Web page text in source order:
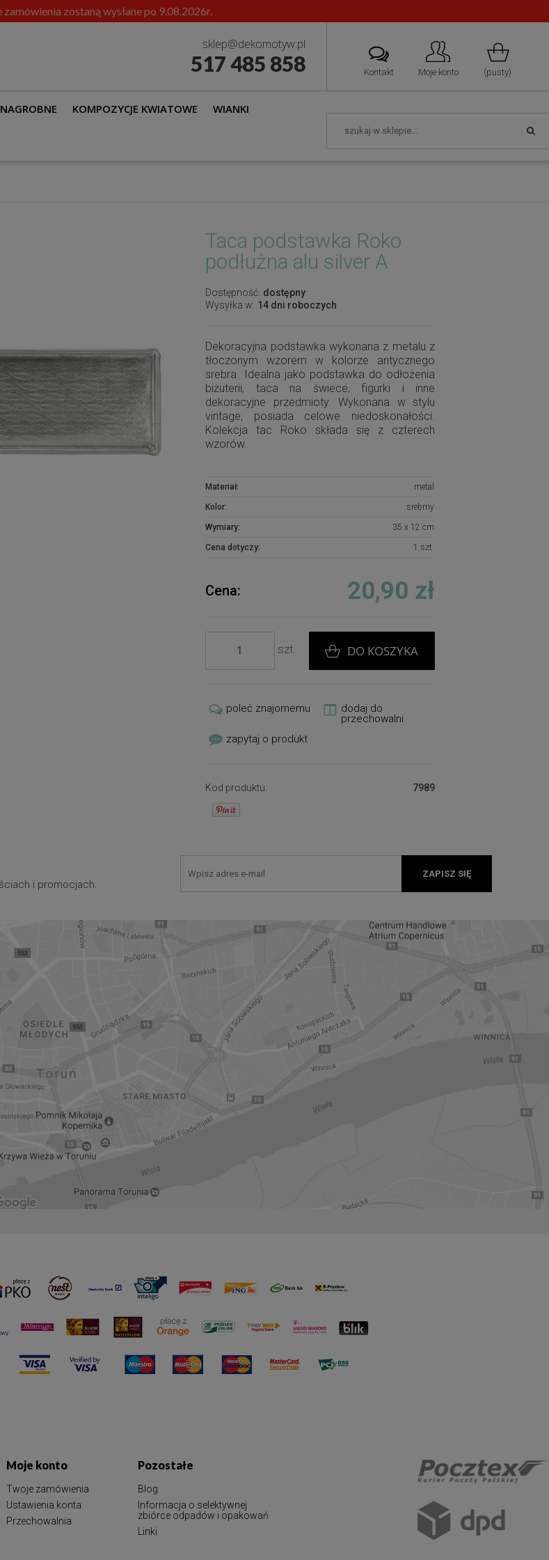
zostaną wysłane po 9.08.2026r.
Kontakt Moje konto (pusty)
sklep@dekomotyw.pl
517 485 858
KOMPOZYCJE KWIATOWE WIANKI
Taca podstawka Roko
podłużna alu silver A
Dostępność: dostępny
Wysyłka w: 14 dni roboczych
Dekoracyjna podstawka wykonana z metalu z
tłoczonym wzorem w kolorze antycznego
srebra. Idealna jako podstawka do odłożenia
biżuterii, taca na świece, figurki i inne
dekoracyjne przedmioty. Wykonana w stylu
vintage, posiada celowe niedoskonałości.
Kolekcja tac Roko składa się z czterech
wzorów.
Materiał: metal
Kolor: srebrny
Wymiary: 35 x 12 cm
Cena dotyczy: 1 szt.
Cena: 20,90 zł
szt. DO KOSZYKA
poleć znajomemu
dodaj do
przechowalni
zapytaj o produkt
Kod produktu: 7989
i promocjach.
ZAPISZ SIĘ
Moje konto
Twoje zamówienia
Ustawienia konta
Przechowalnia
Pozostałe
Blog
Informacja o selektywnej
zbiórce odpadów i opakowań
Linki